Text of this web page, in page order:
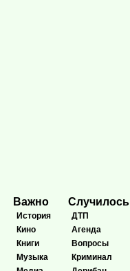
Важно
История
Кино
Книги
Музыка
Случилось
ДТП
Агенда
Вопросы
Криминал